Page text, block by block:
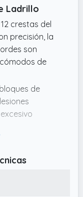
Ladrillo
crestas del
precisión, la
son
de
de
de
bloque yoga
densidad,